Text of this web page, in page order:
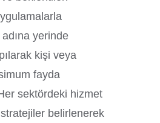
yerinde
kişi veya
fayda
sektördeki hizmet
belirlenerek